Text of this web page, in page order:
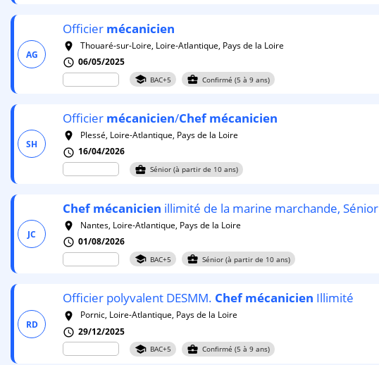
AG
Officier mécanicien
room
Thouaré-sur-Loire, Loire-Atlantique, Pays de la Loire
schedule 06/05/2025
school BAC+5 business_center Confirmé (5 à 9 ans)
SH
Officier mécanicien/Chefmécanicien
room
Plessé, Loire-Atlantique, Pays de la Loire
schedule 16/04/2026
business_center Sénior (à partir de 10 ans)
JC
Chefmécanicien illimité de la marine marchande, Sénior
room
Nantes, Loire-Atlantique, Pays de la Loire
schedule 01/08/2026
school BAC+5 business_center Sénior (à partir de 10 ans)
RD
Officier polyvalent DESMM. Chefmécanicien Illimité
room
Pornic, Loire-Atlantique, Pays de la Loire
schedule 29/12/2025
school BAC+5 business_center Confirmé (5 à 9 ans)